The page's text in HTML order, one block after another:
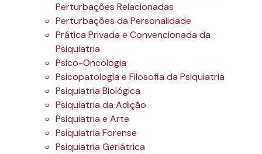
Perturbações Relacionadas
Perturbações da Personalidade
Prática Privada e Convencionada da
Psiquiatria
Psico-Oncologia
Psicopatologia e Filosofia da Psiquiatria
Psiquiatria Biológica
Psiquiatria da Adição
Psiquiatria e Arte
Psiquiatria Forense
Psiquiatria Geriátrica